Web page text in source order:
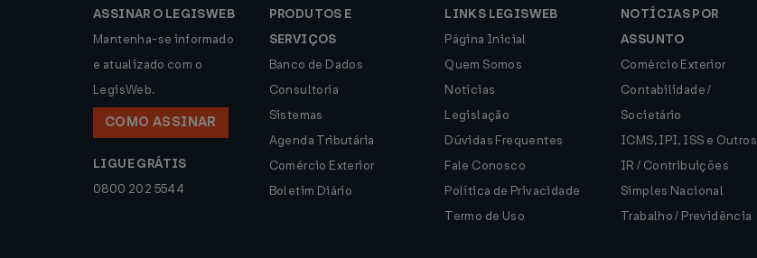
ASSINAR O LEGISWEB
Mantenha-se informado
e atualizado com o
LegisWeb.
COMO ASSINAR
LIGUE GRÁTIS
0800 202 5544
PRODUTOS E
SERVIÇOS
Banco de Dados
Consultoria
Sistemas
Agenda Tributária
Comércio Exterior
Boletim Diário
LINKS LEGISWEB
Página Inicial
Quem Somos
Notícias
Legislação
Dúvidas Frequentes
Fale Conosco
Política de Privacidade
Termo de Uso
NOTÍCIAS POR
ASSUNTO
Comércio Exterior
Contabilidade /
Societário
ICMS, IPI, ISS e Outros
IR / Contribuições
Simples Nacional
Trabalho / Previdência